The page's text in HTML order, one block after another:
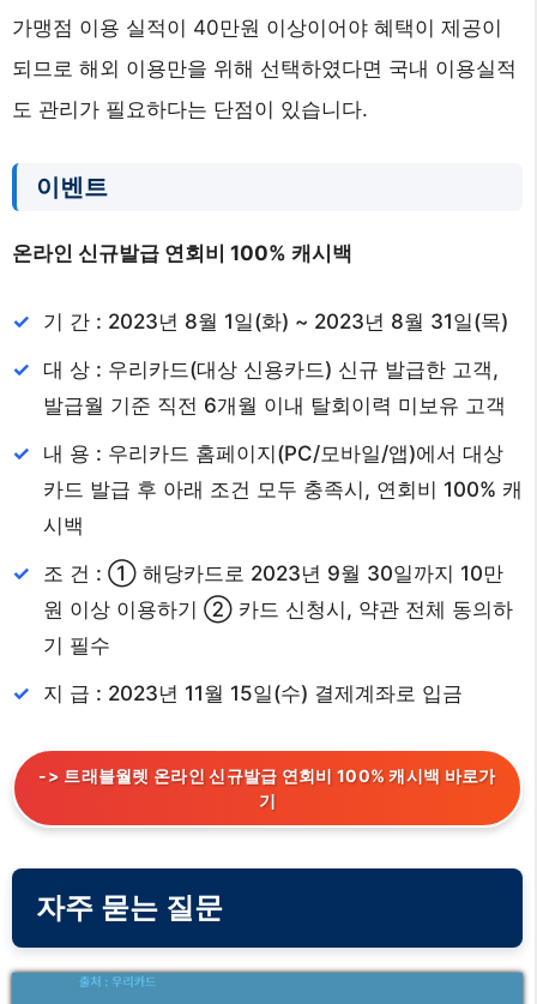
가맹점 이용 실적이 40만원 이상이어야 혜택이 제공이
되므로 해외 이용만을 위해 선택하였다면 국내 이용실적
도 관리가 필요하다는 단점이 있습니다.
이벤트
온라인 신규발급 연회비 100% 캐시백
기 간 : 2023년 8월 1일(화) ~ 2023년 8월 31일(목)
대 상 : 우리카드(대상 신용카드) 신규 발급한 고객,
발급월 기준 직전 6개월 이내 탈회이력 미보유 고객
내 용 : 우리카드 홈페이지(PC/모바일/앱)에서 대상
카드 발급 후 아래 조건 모두 충족시, 연회비 100% 캐
시백
조 건 : ① 해당카드로 2023년 9월 30일까지 10만
원 이상 이용하기 ② 카드 신청시, 약관 전체 동의하
기 필수
지 급 : 2023년 11월 15일(수) 결제계좌로 입금
-> 트래블월렛 온라인 신규발급 연회비 100% 캐시백 바로가
기
자주 묻는 질문